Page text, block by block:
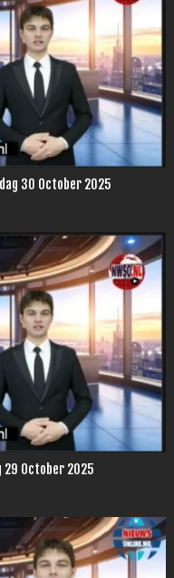
30 October 2025
29 October 2025